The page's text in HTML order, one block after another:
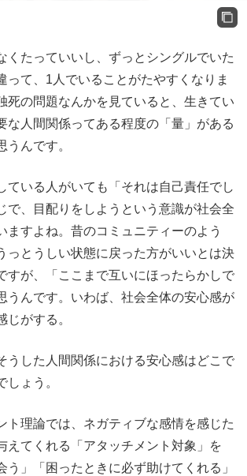
たっていいし、ずっとシングルでいた
って、1人でいることがたやすくなりま
死の問題なんかを見ていると、生きてい
な人間関係ってある程度の「量」がある
うんです。
いる人がいても「それは自己責任でし
で、目配りをしようという意識が社会全
ますよね。昔のコミュニティーのよう
っとうしい状態に戻った方がいいとは決
すが、「ここまで互いにほったらかしで
うんです。いわば、社会全体の安心感が
じがする。
した人間関係における安心感はどこで
しょう。
理論では、ネガティブな感情を感じた
えてくれる「アタッチメント対象」を
う」「困ったときに必ず助けてくれる」